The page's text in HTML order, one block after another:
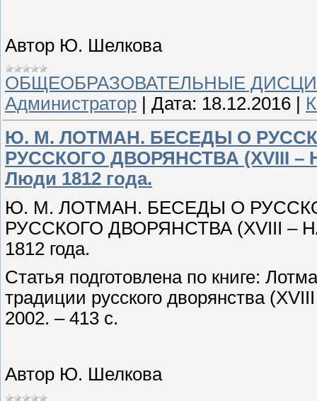
Автор Ю. Шелкова
ОБЩЕОБРАЗОВАТЕЛЬНЫЕ
Администратор
Дата: 18.12.2016
Ю. М. ЛОТМАН. БЕСЕДЫ О
РУССКОГО ДВОРЯНСТВА (XVIII –
Люди 1812 года.
Ю. М. ЛОТМАН. БЕСЕДЫ О
РУССКОГО ДВОРЯНСТВА (XVIII –
1812 года.
Статья подготовлена по книге:
традиции русского дворянства
2002. – 413 с.
Автор Ю. Шелкова